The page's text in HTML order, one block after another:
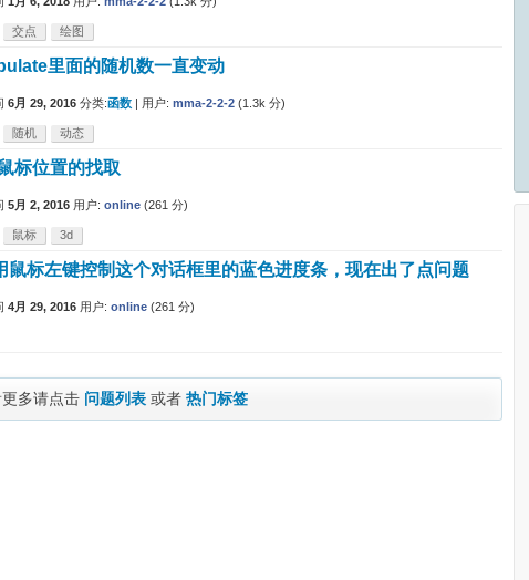
交点 绘图
里面的随机数一直变动
6月 29, 2016 分类:函数 用户: mma-2-2-2 (1.3k 分)
随机 动态
标位置的找取
5月 2, 2016 用户: online (261 分)
鼠标 3d
鼠标左键控制这个对话框里的蓝色进度条，现在出了点问题
4月 29, 2016 用户: online (261 分)
多请点击 问题列表 或者 热门标签